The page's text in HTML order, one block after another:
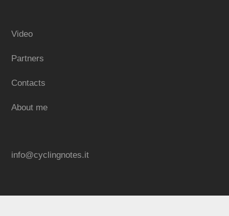
Video
Partners
Contacts
About me
info@cyclingnotes.it